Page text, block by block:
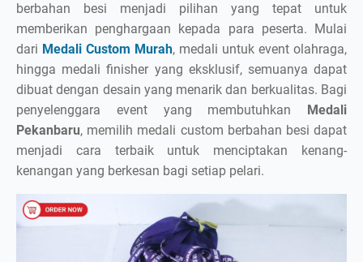
berbahan besi menjadi pilihan yang tepat untuk
memberikan penghargaan kepada para peserta. Mulai
dari Medali Custom Murah, medali untuk event olahraga,
hingga medali finisher yang eksklusif, semuanya dapat
dibuat dengan desain yang menarik dan berkualitas. Bagi
penyelenggara event yang membutuhkan Medali
Pekanbaru, memilih medali custom berbahan besi dapat
menjadi cara terbaik untuk menciptakan kenang-
kenangan yang berkesan bagi setiap pelari.